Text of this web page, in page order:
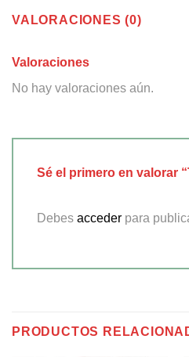
VALORACIONES (0)
Valoraciones
No hay valoraciones aún.
Sé el primero en valorar
Debes acceder para
PRODUCTOS